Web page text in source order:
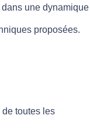
une dynamique
proposées.
toutes les